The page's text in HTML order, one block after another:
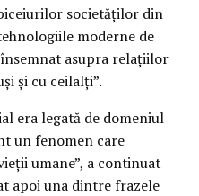
societăţilor din
moderne de
asupra relaţiilor
şi cu ceilalţi”.
era legată de domeniul
un fenomen care
umane”, a continuat
apoi una dintre frazele